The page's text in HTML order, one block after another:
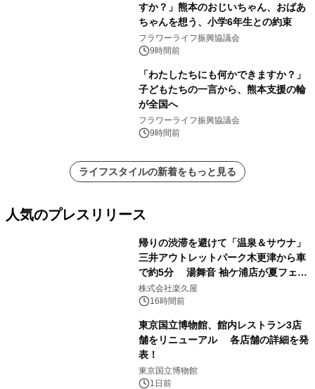
すか？」熊本のおじいちゃん、おばあ
ちゃんを想う、小学6年生との約束
フラワーライフ振興協議会
9時間前
「わたしたちにも何かできますか？」
子どもたちの一言から、熊本支援の輪
が全国へ
フラワーライフ振興協議会
9時間前
ライフスタイルの新着をもっと見る
人気のプレスリリース
帰りの渋滞を避けて「温泉＆サウナ」
三井アウトレットパーク木更津から車
で約5分 湯舞音 袖ケ浦店が夏フェア
メニューを提供
株式会社楽久屋
16時間前
東京国立博物館、館内レストラン3店
舗をリニューアル 各店舗の詳細を発
表！
東京国立博物館
1日前